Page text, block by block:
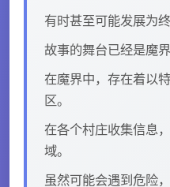
有时甚至可能发展为
故事的舞台已经是魔界
在魔界中，存在着以
区。
在各个村庄收集信息
域。
虽然可能会遇到危险